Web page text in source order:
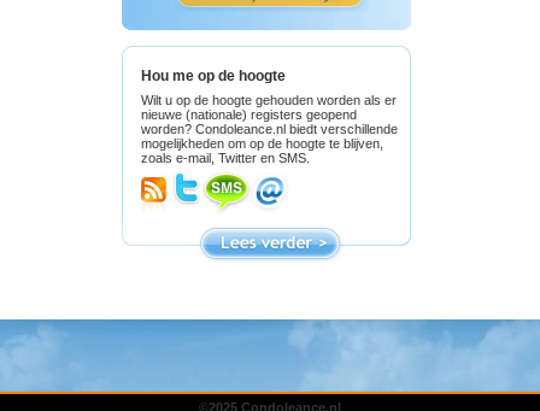
Hou me op de hoogte
Wilt u op de hoogte gehouden worden als er
nieuwe (nationale) registers geopend
worden? Condoleance.nl biedt verschillende
mogelijkheden om op de hoogte te blijven,
zoals e-mail, Twitter en SMS.
©2025 Condoleance.nl